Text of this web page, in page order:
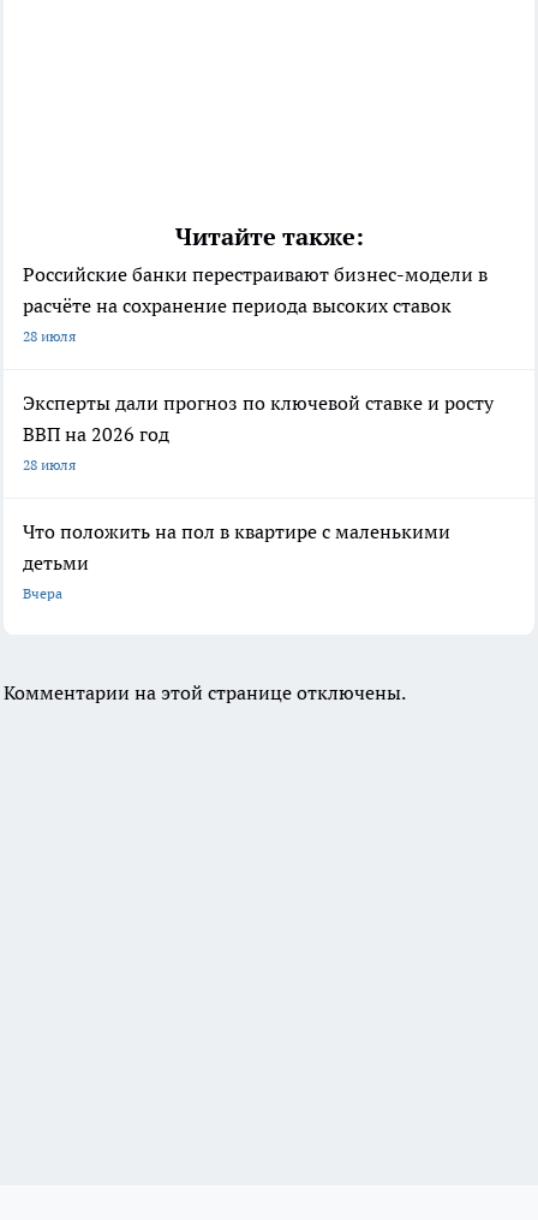
Читайте также:
Российские банки перестраивают бизнес-модели в
расчёте на сохранение периода высоких ставок
28 июля
Эксперты дали прогноз по ключевой ставке и росту
ВВП на 2026 год
28 июля
Что положить на пол в квартире с маленькими
детьми
Вчера
Комментарии на этой странице отключены.